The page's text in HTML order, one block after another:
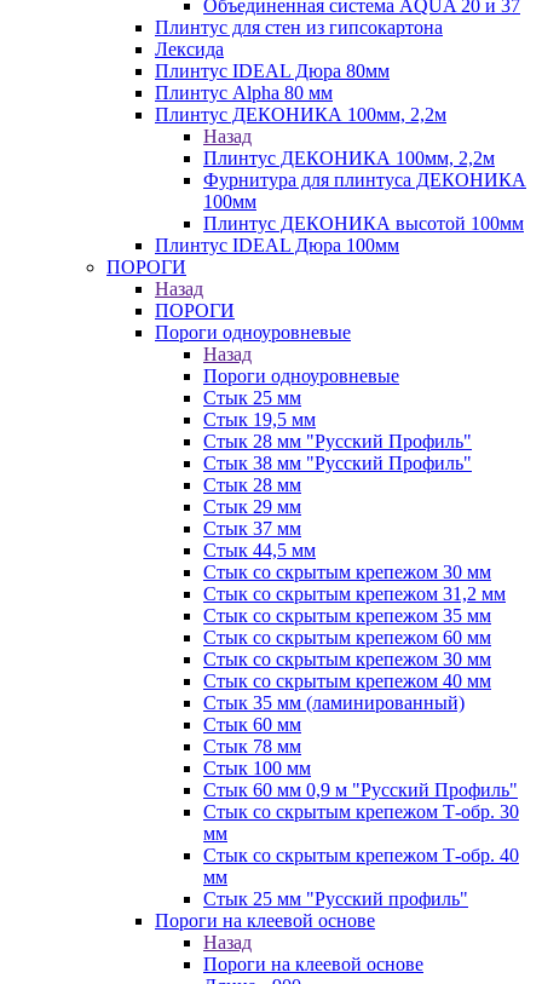
Объединенная система AQUA 20 и 37
Плинтус для стен из гипсокартона
Лексида
Плинтус IDEAL Дюра 80мм
Плинтус Alpha 80 мм
Плинтус ДЕКОНИКА 100мм, 2,2м
Назад
Плинтус ДЕКОНИКА 100мм, 2,2м
Фурнитура для плинтуса ДЕКОНИКА
100мм
Плинтус ДЕКОНИКА высотой 100мм
Плинтус IDEAL Дюра 100мм
ПОРОГИ
Назад
ПОРОГИ
Пороги одноуровневые
Назад
Пороги одноуровневые
Стык 25 мм
Стык 19,5 мм
Стык 28 мм "Русский Профиль"
Стык 38 мм "Русский Профиль"
Стык 28 мм
Стык 29 мм
Стык 37 мм
Стык 44,5 мм
Стык со скрытым крепежом 30 мм
Стык со скрытым крепежом 31,2 мм
Стык со скрытым крепежом 35 мм
Стык со скрытым крепежом 60 мм
Стык со скрытым крепежом 30 мм
Стык со скрытым крепежом 40 мм
Стык 35 мм (ламинированный)
Стык 60 мм
Стык 78 мм
Стык 100 мм
Стык 60 мм 0,9 м "Русский Профиль"
Стык со скрытым крепежом Т-обр. 30
мм
Стык со скрытым крепежом Т-обр. 40
мм
Стык 25 мм "Русский профиль"
Пороги на клеевой основе
Назад
Пороги на клеевой основе